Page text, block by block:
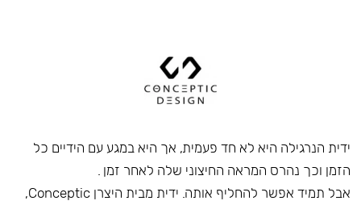
ידית הנרגילה היא לא חד פעמית, אך היא במגע עם הידיים כל
הזמן וכך נהרס המראה החיצוני שלה לאחר זמן .
אבל תמיד אפשר להחליף אותה. ידית מבית היצרן Conceptic,